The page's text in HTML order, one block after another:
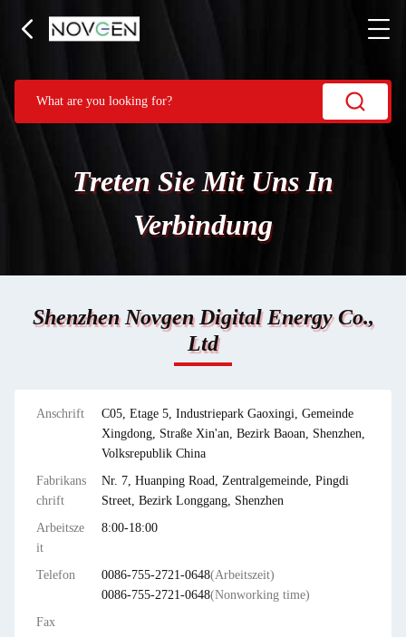
Treten Sie Mit Uns In
Verbindung
Shenzhen Novgen Digital Energy Co.,
Ltd
Anschrift
C05, Etage 5, Industriepark Gaoxingi, Gemeinde
Xingdong, Straße Xin'an, Bezirk Baoan, Shenzhen,
Volksrepublik China
Fabrikans
chrift
Nr. 7, Huanping Road, Zentralgemeinde, Pingdi
Street, Bezirk Longgang, Shenzhen
Arbeitsze
it
8:00-18:00
Telefon 0086-755-2721-0648(Arbeitszeit)
0086-755-2721-0648(Nonworking time)
Fax